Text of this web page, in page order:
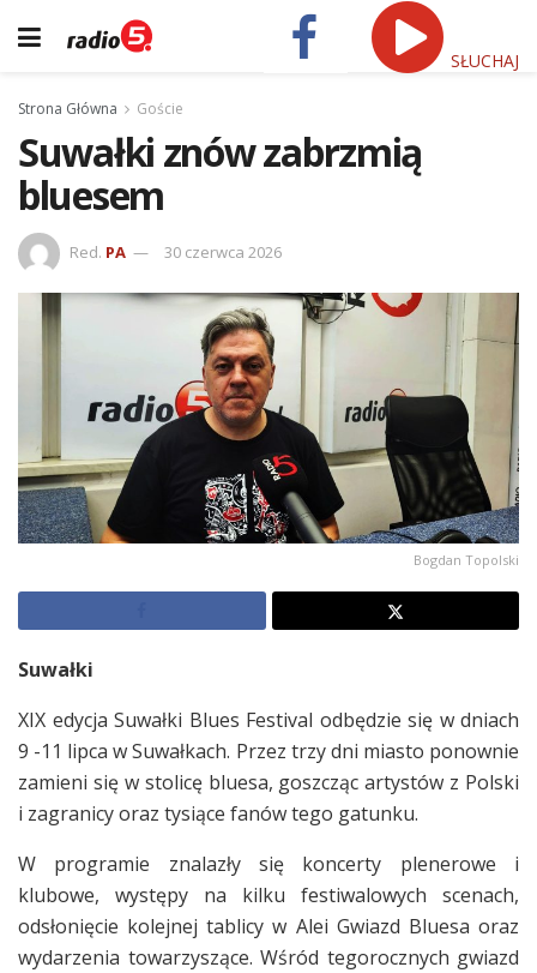
SŁUCHAJ
Strona Główna Goście
Suwałki znów zabrzmią
bluesem
Red. PA 30 czerwca 2026
Bogdan Topolski
Suwałki
XIX edycja Suwałki Blues Festival odbędzie się w dniach
9 -11 lipca w Suwałkach. Przez trzy dni miasto ponownie
zamieni się w stolicę bluesa, goszcząc artystów z Polski
i zagranicy oraz tysiące fanów tego gatunku.
W programie znalazły się koncerty plenerowe i
klubowe, występy na kilku festiwalowych scenach,
odsłonięcie kolejnej tablicy w Alei Gwiazd Bluesa oraz
wydarzenia towarzyszące. Wśród tegorocznych gwiazd